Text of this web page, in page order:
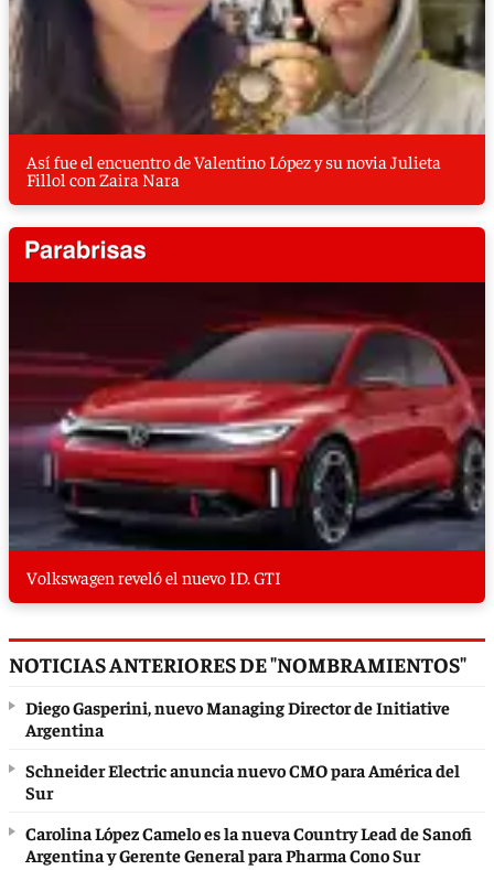
Así fue el encuentro de Valentino López y su novia Julieta
Fillol con Zaira Nara
Volkswagen reveló el nuevo ID. GTI
NOTICIAS ANTERIORES DE "NOMBRAMIENTOS"
Diego Gasperini, nuevo Managing Director de Initiative
Argentina
Schneider Electric anuncia nuevo CMO para América del
Sur
Carolina López Camelo es la nueva Country Lead de Sanofi
Argentina y Gerente General para Pharma Cono Sur